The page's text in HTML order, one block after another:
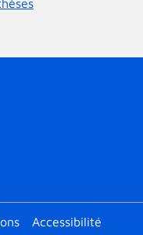
Accessibilité